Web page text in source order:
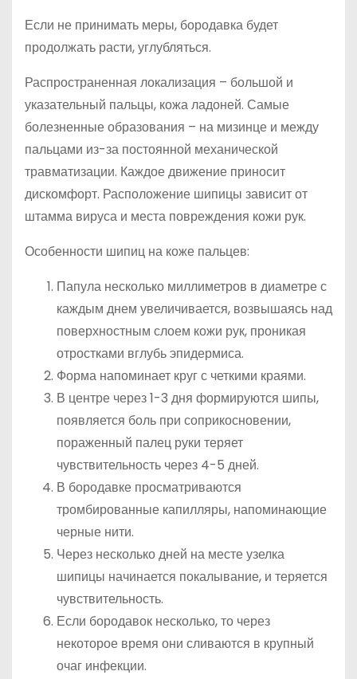
Если не принимать меры, бородавка будет
продолжать расти, углубляться.
Распространенная локализация – большой и
указательный пальцы, кожа ладоней. Самые
болезненные образования – на мизинце и между
пальцами из-за постоянной механической
травматизации. Каждое движение приносит
дискомфорт. Расположение шипицы зависит от
штамма вируса и места повреждения кожи рук.
Особенности шипиц на коже пальцев:
Папула несколько миллиметров в диаметре с
каждым днем увеличивается, возвышаясь над
поверхностным слоем кожи рук, проникая
отростками вглубь эпидермиса.
Форма напоминает круг с четкими краями.
В центре через 1-3 дня формируются шипы,
появляется боль при соприкосновении,
пораженный палец руки теряет
чувствительность через 4-5 дней.
В бородавке просматриваются
тромбированные капилляры, напоминающие
черные нити.
Через несколько дней на месте узелка
шипицы начинается покалывание, и теряется
чувствительность.
Если бородавок несколько, то через
некоторое время они сливаются в крупный
очаг инфекции.